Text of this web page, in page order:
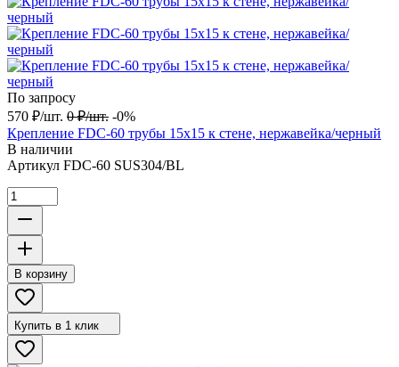
По запросу
570 ₽/шт. 0 ₽/шт. -0%
Крепление FDC-60 трубы 15х15 к стене, нержавейка/черный
В наличии
Артикул FDC-60 SUS304/BL
В корзину
Купить в 1 клик